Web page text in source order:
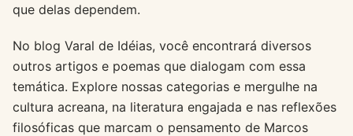
que delas dependem.
No blog Varal de Idéias, você encontrará diversos
outros artigos e poemas que dialogam com essa
temática. Explore nossas categorias e mergulhe na
cultura acreana, na literatura engajada e nas reflexões
filosóficas que marcam o pensamento de Marcos